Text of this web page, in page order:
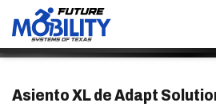
Asiento XL de Adapt